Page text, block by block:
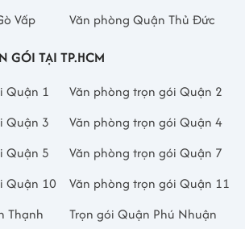
Vấp
Văn phòng Quận Thủ Đức
GÓI TẠI TP.HCM
Quận 1
Văn phòng trọn gói Quận 2
Quận 3
Văn phòng trọn gói Quận 4
Quận 5
Văn phòng trọn gói Quận 7
Quận 10
Văn phòng trọn gói Quận 11
Thạnh
Trọn gói Quận Phú Nhuận